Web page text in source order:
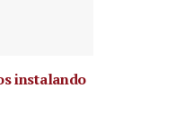
instalando